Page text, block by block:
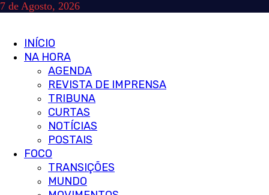
Skip
7 de Agosto, 2026
Primary
Menu
INÍCIO
NA HORA
AGENDA
REVISTA DE IMPRENSA
TRIBUNA
CURTAS
NOTÍCIAS
POSTAIS
FOCO
TRANSIÇÕES
MUNDO